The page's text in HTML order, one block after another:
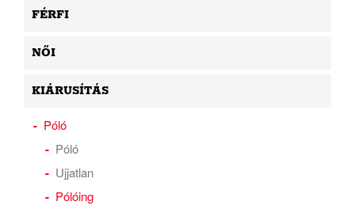
FÉRFI
NŐI
KIÁRUSÍTÁS
Póló
Póló
Ujjatlan
Pólóing